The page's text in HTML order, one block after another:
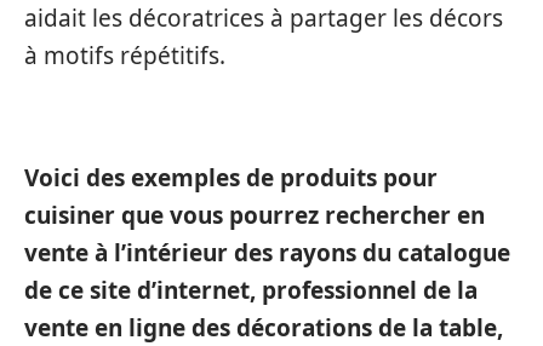
aidait les décoratrices à partager les décors
à motifs répétitifs.
Voici des exemples de produits pour
cuisiner que vous pourrez rechercher en
vente à l’intérieur des rayons du catalogue
de ce site d’internet, professionnel de la
vente en ligne des décorations de la table,